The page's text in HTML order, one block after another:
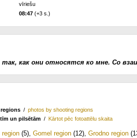
vīriešu
08:47 (+3 s.)
как они относятся ко мне. Со
/ photos by shooting regions
un pilsētām / Kārtot pēc fotoattēlu skaita
region (5), Gomel region (12), Grodno region